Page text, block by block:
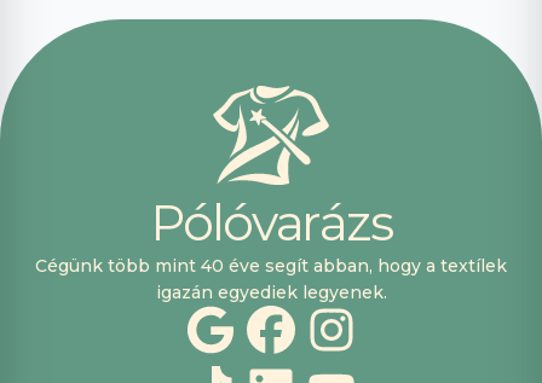
fogok innen
Pólóvarázs
Cégünk több mint 40 éve segít abban, hogy a textílek
igazán egyediek legyenek.